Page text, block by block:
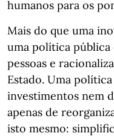
humanos para os
Mais do que uma
uma política pública
pessoas e
Estado. Uma
investimentos nem
apenas de
isto mesmo: